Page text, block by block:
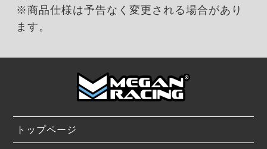
※商品仕様は予告なく変更される場合があり
ます。
トップページ